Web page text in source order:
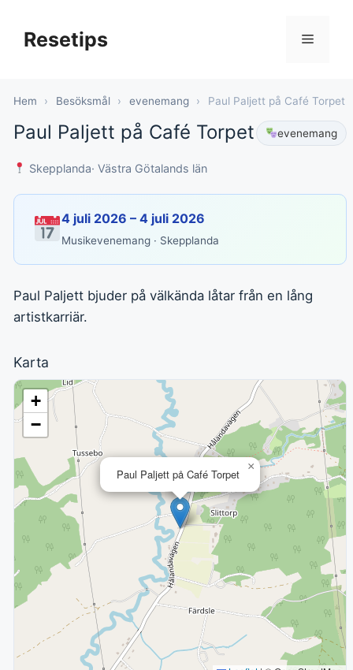
innehållResetips Meny
Hem › Besöksmål › evenemang › Paul Paljett på Café Torpet
Paul Paljett på Café Torpet evenemang
Skepplanda· Västra Götalands län
4 juli 2026 – 4 juli 2026
Musikevenemang · Skepplanda
Paul Paljett bjuder på välkända låtar från en lång
artistkarriär.
Karta
Paul Paljett på Café Torpet
×
+
−